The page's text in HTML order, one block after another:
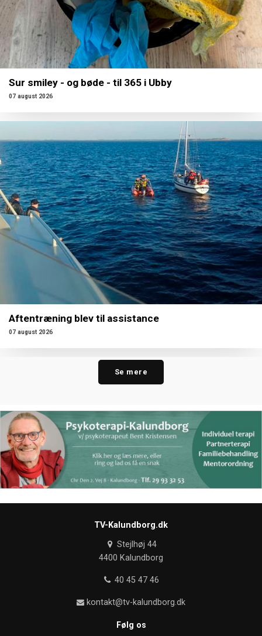
Sur smiley - og bøde - til 365 i Ubby
07 august 2026
Aftentræning blev til assistance
07 august 2026
Se mere
TV-Kalundborg.dk
Stejlhøj 44
4400 Kalundborg
40 45 47 46
kontakt@tv-kalundborg.dk
Følg os